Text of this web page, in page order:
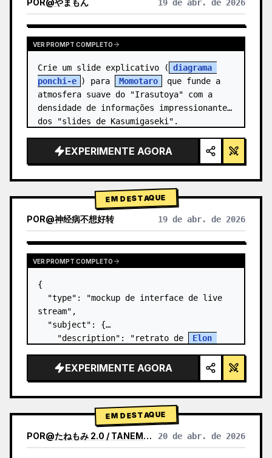
POR@やまもん 19 de abr. de 2026
VER RESULTADOS DE OUTROS MODELOS
VER PROMPT COMPLETO
Crie um slide explicativo ( diagrama
ponchi-e ) para Momotaro
que funde a
atmosfera suave do "Irasutoya" com a
densidade de informações impressionante
dos "slides de Kasumigaseki".
EXPERIMENTE AGORA
EM DESTAQUE
POR@神经病不想好转 19 de abr. de 2026
VER PROMPT COMPLETO
{
  "type": "mockup de interface de live
stream",
  "subject": {
    "description": "retrato de
Elon
preta com um gráfico de esquema técnico
em branco",
EXPERIMENTE AGORA
EM DESTAQUE
POR@たねもみ 2.0 / TANEMOMI VER2.0 20 de abr. de 2026